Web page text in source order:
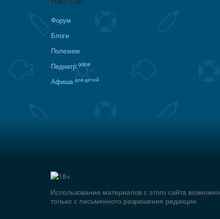
Форум
Блоги
Полезное
Педиатр online
Афиша для детей
Использование материалов с этого сайта возможно
только с письменного разрешения редакции